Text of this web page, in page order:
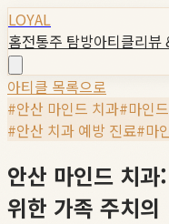
LOYAL
홈전통주 탐방아티클리뷰
아티클 목록으로
#안산 마인드 치과#마인
#안산 치과 예방 진료#마
안산 마인드 치
위한 가족 주치의